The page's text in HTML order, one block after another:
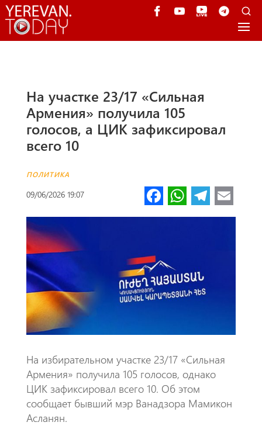
На участке 23/17 «Сильная
Армения» получила 105
голосов, а ЦИК зафиксировал
всего 10
ПОЛИТИКА
09/06/2026 19:07 Fa
ce
o
k
W
h
A
p
Te
le m
На избирательном участке 23/17 «Сильная
Армения» получила 105 голосов, однако
ЦИК зафиксировал всего 10. Об этом
сообщает бывший мэр Ванадзора Мамикон
Асланян.